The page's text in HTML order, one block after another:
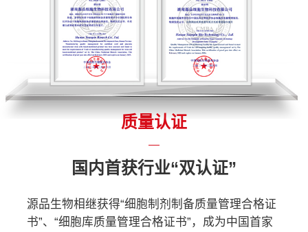
质量认证
国内首获行业“双认证”
源品生物相继获得“细胞制剂制备质量管理合格证
书”、“细胞库质量管理合格证书”，成为中国首家